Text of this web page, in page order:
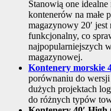
Stanowią one
kontenerów na małe
magazynowy 20′
funkcjonalny, co
najpopularniejszych
magazynowej.
Kontenery morskie
porównaniu do wersji
dużych projektach
do różnych typów